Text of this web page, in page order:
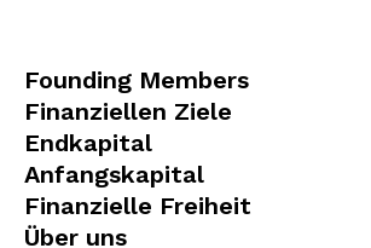
Founding Members
Finanziellen Ziele
Endkapital
Anfangskapital
Finanzielle Freiheit
Über uns